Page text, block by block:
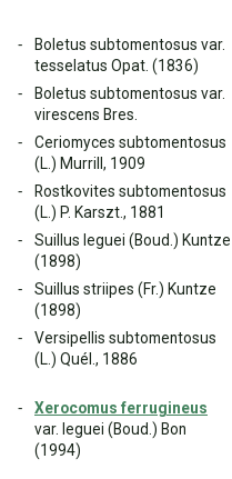
Boletus subtomentosus var.
tesselatus Opat. (1836)
Boletus subtomentosus var.
virescens Bres.
Ceriomyces subtomentosus
(L.) Murrill, 1909
Rostkovites subtomentosus
(L.) P. Karszt., 1881
Suillus leguei (Boud.) Kuntze
(1898)
Suillus striipes (Fr.) Kuntze
(1898)
Versipellis subtomentosus
(L.) Quél., 1886
Xerocomus ferrugineus
var. leguei (Boud.) Bon
(1994)